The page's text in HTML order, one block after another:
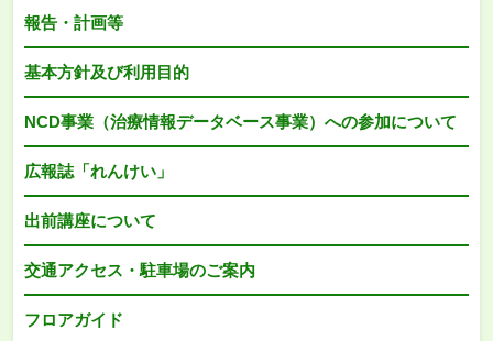
報告・計画等
基本方針及び利用目的
NCD事業（治療情報データベース事業）への参加について
広報誌「れんけい」
出前講座について
交通アクセス・駐車場のご案内
フロアガイド